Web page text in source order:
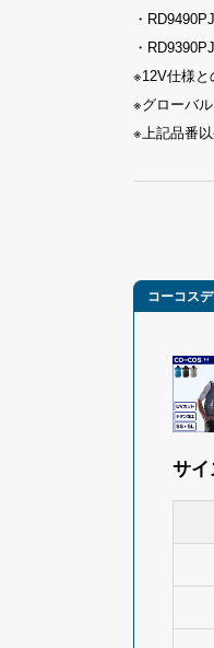
・
・
※12V仕様と
※グローバ
※上記品番
コーコス
サイ